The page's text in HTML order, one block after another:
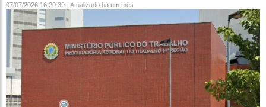
07/07/2026 16:20:39 - Atualizado há um mês